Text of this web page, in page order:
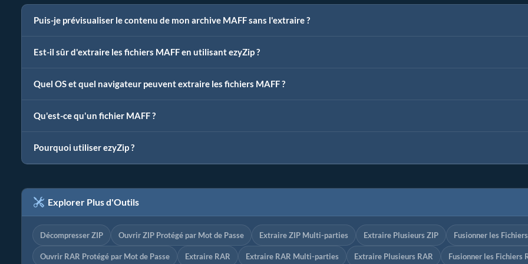
Puis-je prévisualiser le contenu de mon archive MAFF sans l'extraire ?
Est-il sûr d'extraire les fichiers MAFF en utilisant ezyZip ?
Quel OS et quel navigateur peuvent extraire les fichiers MAFF ?
Qu'est-ce qu'un fichier MAFF ?
Pourquoi utiliser ezyZip ?
Explorer Plus d'Outils
Décompresser ZIP Ouvrir ZIP Protégé par Mot de Passe Extraire ZIP Multi-parties Extraire Plusieurs ZIP Fusionner les
Ouvrir RAR Protégé par Mot de Passe Extraire RAR Extraire RAR Multi-parties Extraire Plusieurs RAR Fusionner les Fichiers